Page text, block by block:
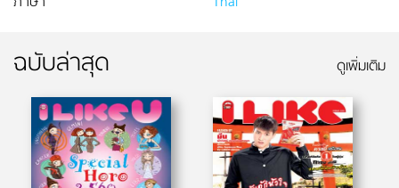
ฉบับล่าสุด ดูเพิ่มเติม